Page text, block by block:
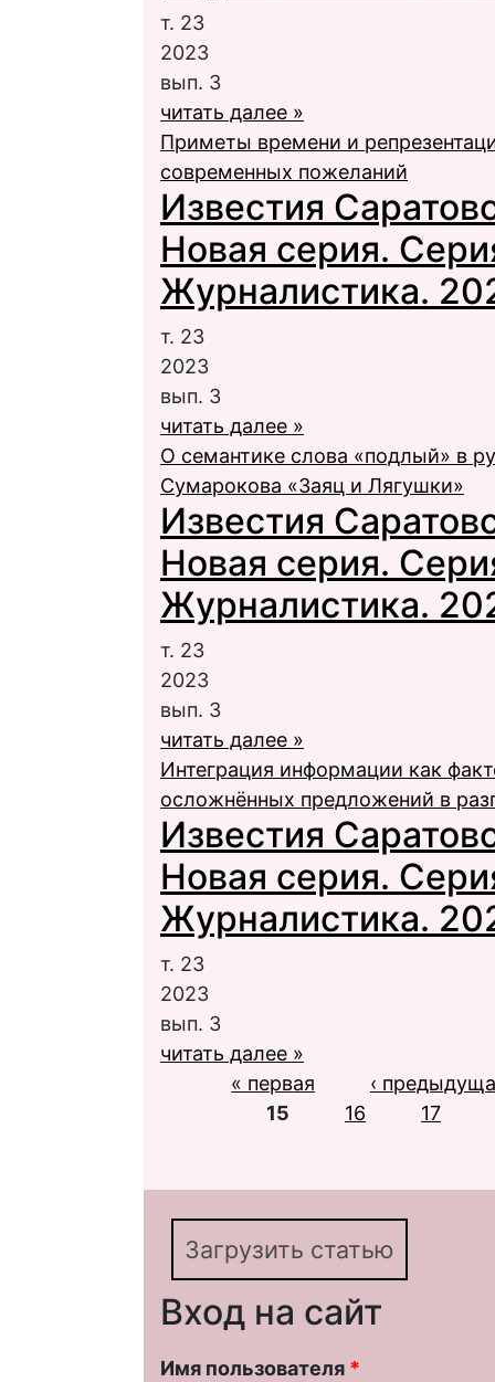
т. 23
2023
вып. 3
читать далее »
Приметы времени и
современных пожеланий
Известия
Новая серия.
Журналистика.
т. 23
2023
вып. 3
читать далее »
О семантике слова «подлый» в
Сумарокова «Заяц и Лягушки»
Известия
Новая серия.
Журналистика.
т. 23
2023
вып. 3
читать далее »
Интеграция информации как
осложнённых предложений в
Известия
Новая серия.
Журналистика.
т. 23
2023
вып. 3
читать далее »
Страницы
« первая
‹
15
16 17
Загрузить статью
Вход на сайт
Имя пользователя *